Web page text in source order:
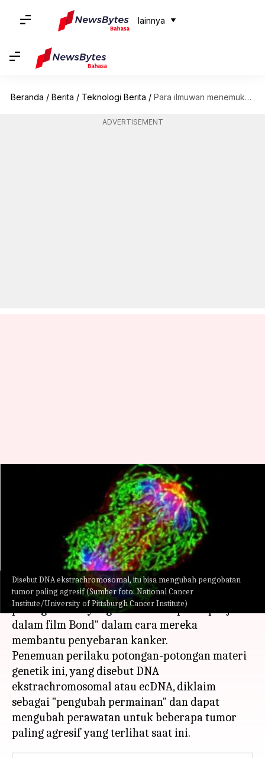
lainnya
Beranda / Berita / Teknologi Berita / Para ilmuwan menemukan DNA 'penjahat Bond' yang dapat merevolusi pengobatan kanker
ADVERTISEMENT
Disebut DNA ekstrachromosomal, itu bisa mengubah pengobatan
tumor paling agresif (Sumber foto: National Cancer
Institute/University of Pittsburgh Cancer Institute)
Para ilmuwan menemukan DNA
'penjahat Bond' yang dapat
merevolusi pengobatan kanker
Feb 21, 2023 12:09 pm
Apa ceritanya
Para peneliti telah mengidentifikasi potongan-
potongan DNA yang bertindak seperti "penjahat
dalam film Bond" dalam cara mereka
membantu penyebaran kanker.
Penemuan perilaku potongan-potongan materi
genetik ini, yang disebut DNA
ekstrachromosomal atau ecDNA, diklaim
sebagai "pengubah permainan" dan dapat
mengubah perawatan untuk beberapa tumor